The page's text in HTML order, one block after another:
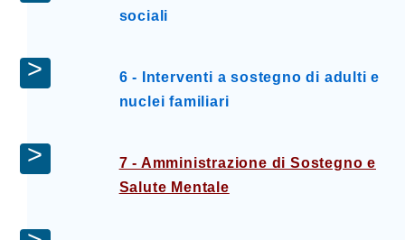
sociali
6 - Interventi a sostegno di adulti e
nuclei familiari
7 - Amministrazione di Sostegno e
Salute Mentale